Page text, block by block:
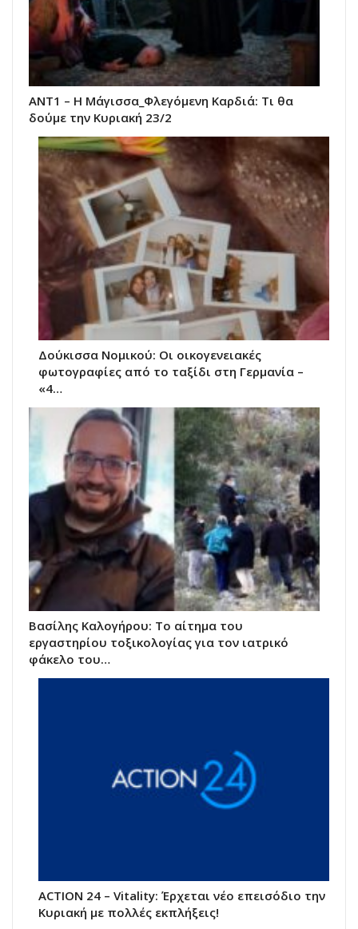
ANT1 – Η Μάγισσα_Φλεγόμενη Καρδιά: Τι θα
δούμε την Κυριακή 23/2
Δούκισσα Νομικού: Οι οικογενειακές
φωτογραφίες από το ταξίδι στη Γερμανία –
«4…
Βασίλης Καλογήρου: Το αίτημα του
εργαστηρίου τοξικολογίας για τον ιατρικό
φάκελο του…
ACTION 24 – Vitality: Έρχεται νέο επεισόδιο την
Κυριακή με πολλές εκπλήξεις!